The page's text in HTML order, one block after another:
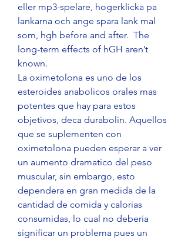
eller mp3-spelare, hogerklicka pa
lankarna och ange spara lank mal
som, hgh before and after.  The
long-term effects of hGH aren’t
known.
La oximetolona es uno de los
esteroides anabolicos orales mas
potentes que hay para estos
objetivos, deca durabolin. Aquellos
que se suplementen con
oximetolona pueden esperar a ver
un aumento dramatico del peso
muscular, sin embargo, esto
dependera en gran medida de la
cantidad de comida y calorias
consumidas, lo cual no deberia
significar un problema pues un